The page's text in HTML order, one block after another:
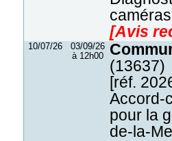
[Avis
10/07/26
03/09/26
à 12h00
(13637)
[réf.
Accord-
pour la
de-la-